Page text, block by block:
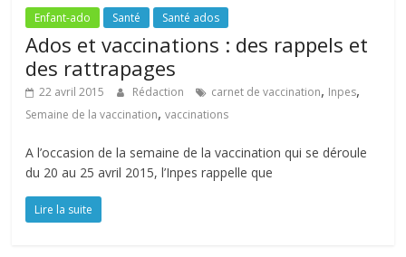
Enfant-ado Santé Santé ados
Ados et vaccinations : des rappels et
des rattrapages
22 avril 2015 Rédaction carnet de vaccination, Inpes,
Semaine de la vaccination,vaccinations
A l’occasion de la semaine de la vaccination qui se déroule
du 20 au 25 avril 2015, l’Inpes rappelle que
Lire la suite